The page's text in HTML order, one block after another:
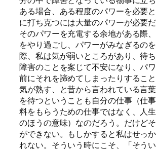
ある場合、ある程度のパワーを必要
に打ち克つには大量のパワーが必要だ
そのパワーを充電する余地がある際
をやり過ごし、パワーがみなぎるの
際、私は気が弱いところがあり、待
障害のことを案じて不安になり、パ
前にそれを諦めてしまったりすること
気が熟す、と昔から言われている言
を待つということも自分の仕事（仕
料をもらうための仕事ではなく、人
のほうの意味）なのだろう。だけど
ができない。もしかすると私はせっ
れない。そういう時にこそ、「そうい